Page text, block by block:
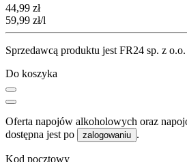
Cena
44,99 zł
59,99 zł/l
Sprzedawcą produktu jest FR24 sp. z o.o.
Do koszyka
Oferta napojów alkoholowych oraz
dostępna jest po
zalogowaniu .
Kod pocztowy